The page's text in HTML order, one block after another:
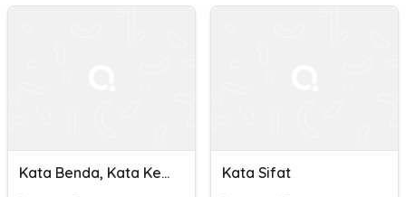
Kata Benda, Kata Kerja, Kata Sifat Kata Sifat